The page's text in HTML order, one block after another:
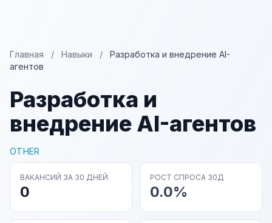
Главная / Навыки /
Разработка и внедрение AI-
агентов
Разработка и
внедрение AI-агентов
OTHER
ВАКАНСИЙ ЗА 30 ДНЕЙ
0
РОСТ СПРОСА 30Д
0.0%